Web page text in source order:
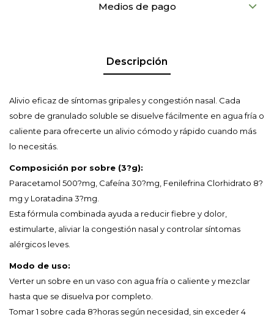
Medios de pago
Descripción
Alivio eficaz de síntomas gripales y congestión nasal. Cada
sobre de granulado soluble se disuelve fácilmente en agua fría o
caliente para ofrecerte un alivio cómodo y rápido cuando más
lo necesitás.
Composición por sobre (3?g):
Paracetamol 500?mg, Cafeína 30?mg, Fenilefrina Clorhidrato 8?
mg y Loratadina 3?mg.
Esta fórmula combinada ayuda a reducir fiebre y dolor,
estimularte, aliviar la congestión nasal y controlar síntomas
alérgicos leves.
Modo de uso:
Verter un sobre en un vaso con agua fría o caliente y mezclar
hasta que se disuelva por completo.
Tomar 1 sobre cada 8?horas según necesidad, sin exceder 4